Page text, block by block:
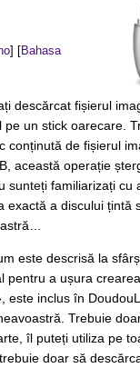
] Bahasa
descărcat fișierul
un stick oarecare.
conținută de fișierul
această operație
sunteți familiarizați cu
exactă a discului țintă
este descrisă la
pentru a ușura
este inclus în
Trebuie
îl puteți utiliza pe
doar să